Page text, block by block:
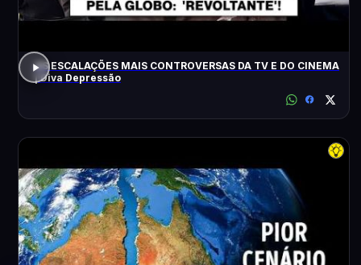
AS ESCALAÇÕES MAIS CONTROVERSAS DA TV E DO CINEMA
| Diva Depressão